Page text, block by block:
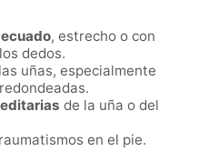
, estrecho o con
dedos.
uñas, especialmente
de la uña o del
en el pie.